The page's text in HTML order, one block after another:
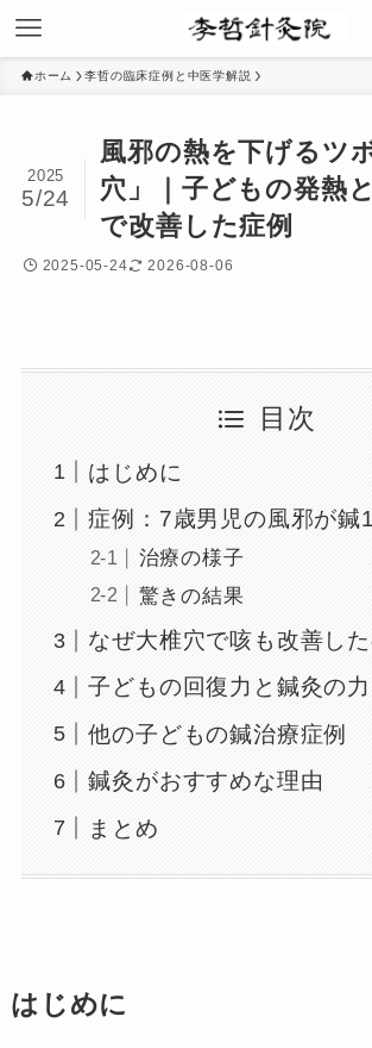
ホーム 李哲の臨床症例と中医学解説
風邪の熱を下げるツ
穴」｜子どもの発熱
で改善した症例
2025
5/24
2025-05-24 2026-08-06
目次
はじめに
症例：7歳男児の風邪が鍼
治療の様子
驚きの結果
なぜ大椎穴で咳も改善した
子どもの回復力と鍼灸の力
他の子どもの鍼治療症例
鍼灸がおすすめな理由
まとめ
はじめに